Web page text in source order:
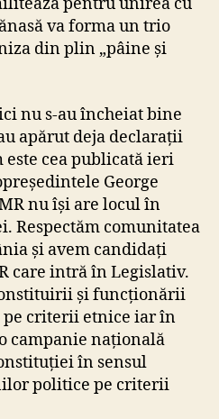
pentru unirea cu
va forma un trio
din plin „pâine și
nu s-au încheiat bine
apărut deja declarații
este cea publicată ieri
George
nu își are locul în
Respectăm comunitatea
și avem candidați
care intră în Legislativ.
și funcționării
criterii etnice iar în
campanie națională
în sensul
politice pe criterii